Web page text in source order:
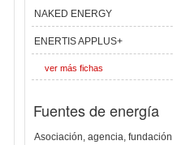
NAKED ENERGY
ENERTIS APPLUS+
ver más fichas
Fuentes de energía
Asociación, agencia, fundación